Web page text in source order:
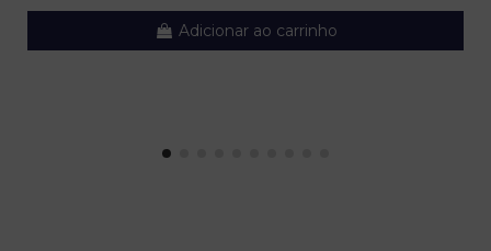
Adicionar ao carrinho